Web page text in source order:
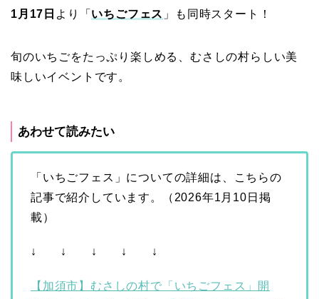
1月17日 より「 いちごフェス 」も同時スタート！
旬のいちごをたっぷり楽しめる、むさしの村らしい美
味しいイベントです。
あわせて読みたい
「いちごフェス」についての詳細は、こちらの
記事で紹介しています。（2026年1月10日掲
載）
↓ ↓ ↓ ↓ ↓
【加須市】むさしの村で「いちごフェス」開